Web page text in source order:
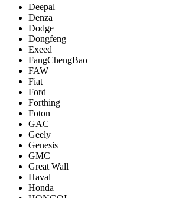
Deepal
Denza
Dodge
Dongfeng
Exeed
FangChengBao
FAW
Fiat
Ford
Forthing
Foton
GAC
Geely
Genesis
GMC
Great Wall
Haval
Honda